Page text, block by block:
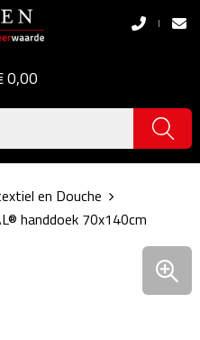
0,00
en Douche
handdoek 70x140cm